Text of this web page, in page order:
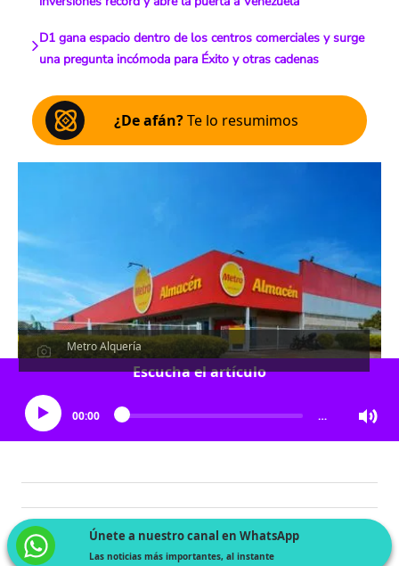
D1 gana espacio dentro de los centros comerciales y surge
una pregunta incómoda para Éxito y otras cadenas
¿De afán?Te lo resumimos
Metro Alquería
Escucha el artículo
00:00 …
Únete a nuestro canal en WhatsApp
Las noticias más importantes, al instante